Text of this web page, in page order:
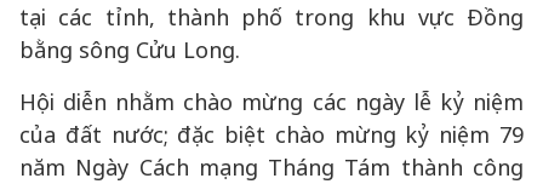
tại các tỉnh, thành phố trong khu vực Đồng
bằng sông Cửu Long.
Hội diễn nhằm chào mừng các ngày lễ kỷ niệm
của đất nước; đặc biệt chào mừng kỷ niệm 79
năm Ngày Cách mạng Tháng Tám thành công